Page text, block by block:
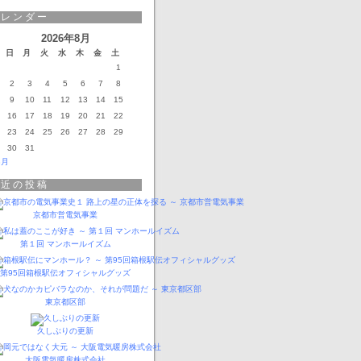
ンダー
2026年8月
日 月 火 水 木 金
土
1
2
3 4 5 6 7
8
9
10 11 12 13 14
15
16
17 18 19 20 21
22
23
24 25 26 27 28
29
30
31
の投稿
京都市営電気事業
第１回 マンホールイズム
第95回箱根駅伝オフィシャルグッズ
東京都区部
久しぶりの更新